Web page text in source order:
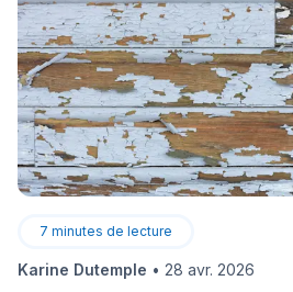
7 minutes de lecture
Karine Dutemple • 28 avr. 2026